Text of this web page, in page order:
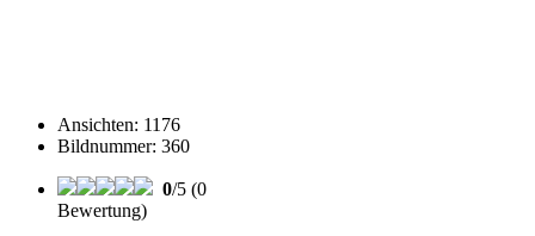
Ansichten: 1176
Bildnummer: 360
0/5 (0
Bewertung)